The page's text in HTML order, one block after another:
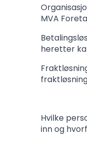
MVA
heretter
Hvilke
inn og